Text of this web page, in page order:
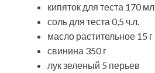
кипяток для теста 170 мл
соль для теста 0,5 ч.л.
масло растительное 15 г
свинина 350 г
лук зеленый 5 перьев